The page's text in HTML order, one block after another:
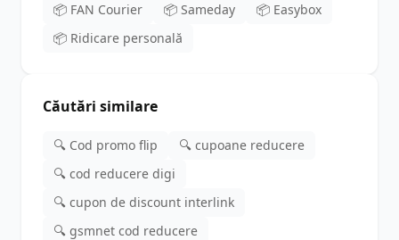
📦 FAN Courier 📦 Sameday
📦 Easybox
📦 Ridicare personală
Căutări similare
🔍 Cod promo flip
🔍 cupoane reducere
🔍 cod reducere digi
🔍 cupon de discount interlink
🔍 gsmnet cod reducere